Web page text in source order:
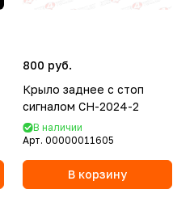
800 руб.
Крыло заднее с стоп
сигналом CH-2024-2
В наличии
Арт. 00000011605
В корзину